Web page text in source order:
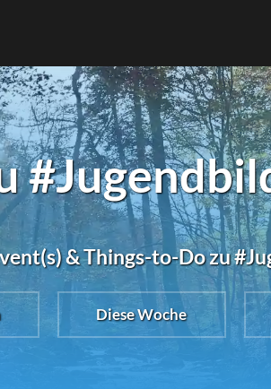
& Things-to-Do zu
Diese Woche